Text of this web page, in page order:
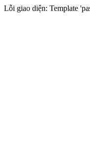
Lỗi giao diện: Template